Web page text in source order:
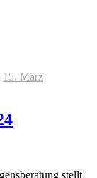
15. März
stellt